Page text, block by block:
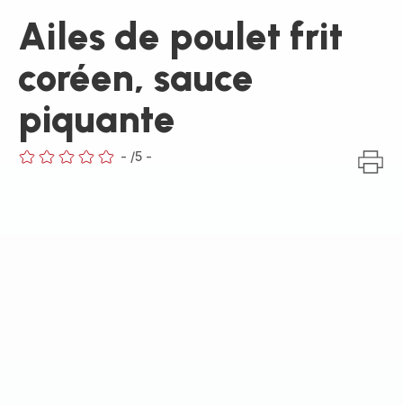
Ailes de poulet frit
coréen, sauce
piquante
- /5 -